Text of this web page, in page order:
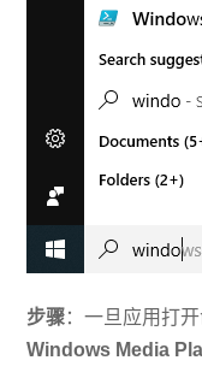
步骤：一旦应用打
Windows Media